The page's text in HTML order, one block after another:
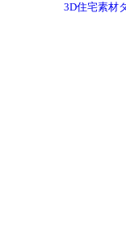
3D住宅素材